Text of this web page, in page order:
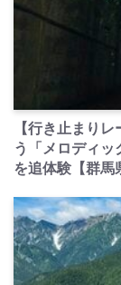
【行き止まり
う「メロディッ
を追体験【群馬